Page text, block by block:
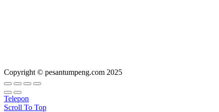
Copyright © pesantumpeng.com 2025
Telepon
Scroll To Top